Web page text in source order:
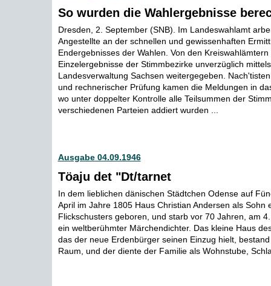
So wurden die Wahlergebnisse
Dresden, 2. September (SNB). Im Landeswahlamt
Angestellte an der schnellen und gewissenhaften
Endergebnisses der Wahlen. Von den
Einzelergebnisse der Stimmbezirke unverzüglich
Landesverwaltung Sachsen weitergegeben.
und rechnerischer Prüfung kamen die Meldungen in
wo unter doppelter Kontrolle alle Teilsummen der
verschiedenen Parteien addiert wurden ...
Ausgabe 04.09.1946
Töaju det "Dt/tarnet
In dem lieblichen dänischen Städtchen Odense auf
April im Jahre 1805 Haus Christian Andersen als Sohn
Flickschusters geboren, und starb vor 70 Jahren, am
ein weltberühmter Märchendichter. Das kleine Haus
das der neue Erdenbürger seinen Einzug hielt,
Raum, und der diente der Familie als Wohnstube,